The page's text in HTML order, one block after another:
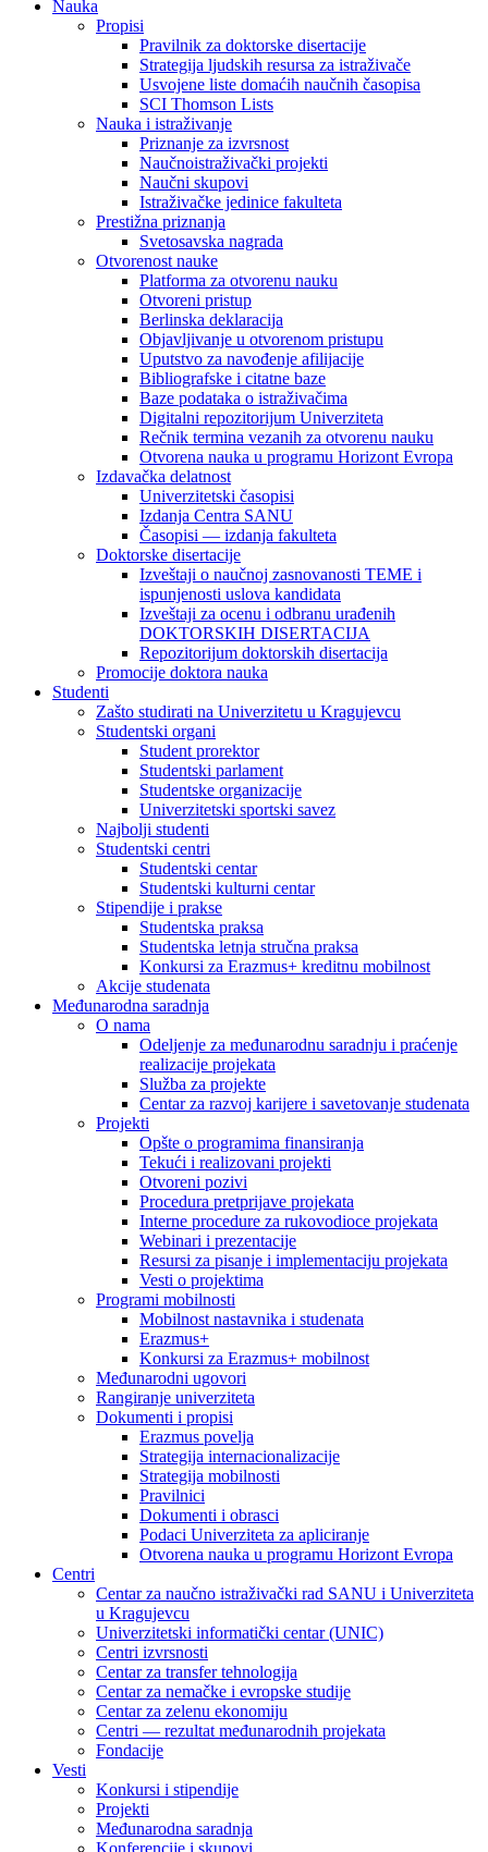
Nauka
Propisi
Pravilnik za doktorske disertacije
Strategija ljudskih resursa za istraživače
Usvojene liste domaćih naučnih časopisa
SCI Thomson Lists
Nauka i istraživanje
Priznanje za izvrsnost
Naučnoistraživački projekti
Naučni skupovi
Istraživačke jedinice fakulteta
Prestižna priznanja
Svetosavska nagrada
Otvorenost nauke
Platforma za otvorenu nauku
Otvoreni pristup
Berlinska deklaracija
Objavljivanje u otvorenom pristupu
Uputstvo za navođenje afilijacije
Bibliografske i citatne baze
Baze podataka o istraživačima
Digitalni repozitorijum Univerziteta
Rečnik termina vezanih za otvorenu nauku
Otvorena nauka u programu Horizont Evropa
Izdavačka delatnost
Univerzitetski časopisi
Izdanja Centra SANU
Časopisi — izdanja fakulteta
Doktorske disertacije
Izveštaji o naučnoj zasnovanosti TEME i
ispunjenosti uslova kandidata
Izveštaji za ocenu i odbranu urađenih
DOKTORSKIH DISERTACIJA
Repozitorijum doktorskih disertacija
Promocije doktora nauka
Studenti
Zašto studirati na Univerzitetu u Kragujevcu
Studentski organi
Student prorektor
Studentski parlament
Studentske organizacije
Univerzitetski sportski savez
Najbolji studenti
Studentski centri
Studentski centar
Studentski kulturni centar
Stipendije i prakse
Studentska praksa
Studentska letnja stručna praksa
Konkursi za Erazmus+ kreditnu mobilnost
Akcije studenata
Međunarodna saradnja
O nama
Odeljenje za međunarodnu saradnju i praćenje
realizacije projekata
Služba za projekte
Centar za razvoj karijere i savetovanje studenata
Projekti
Opšte o programima finansiranja
Tekući i realizovani projekti
Otvoreni pozivi
Procedura pretprijave projekata
Interne procedure za rukovodioce projekata
Webinari i prezentacije
Resursi za pisanje i implementaciju projekata
Vesti o projektima
Programi mobilnosti
Mobilnost nastavnika i studenata
Erazmus+
Konkursi za Erazmus+ mobilnost
Međunarodni ugovori
Rangiranje univerziteta
Dokumenti i propisi
Erazmus povelja
Strategija internacionalizacije
Strategija mobilnosti
Pravilnici
Dokumenti i obrasci
Podaci Univerziteta za apliciranje
Otvorena nauka u programu Horizont Evropa
Centri
Centar za naučno istraživački rad SANU i Univerziteta
u Kragujevcu
Univerzitetski informatički centar (UNIC)
Centri izvrsnosti
Centar za transfer tehnologija
Centar za nemačke i evropske studije
Centar za zelenu ekonomiju
Centri — rezultat međunarodnih projekata
Fondacije
Vesti
Konkursi i stipendije
Projekti
Međunarodna saradnja
Konferencije i skupovi